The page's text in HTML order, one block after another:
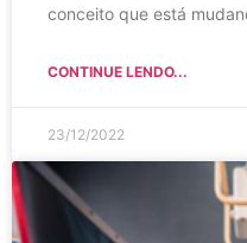
conceito que está
CONTINUE LENDO...
23/12/2022